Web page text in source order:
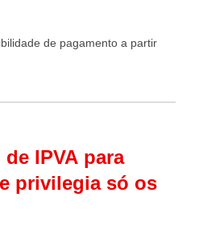
de pagamento a partir
IPVA para
privilegia só os